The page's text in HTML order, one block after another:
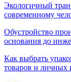
Экологичный
современному
Обустройство
основания до
Как выбрать
товаров и личных